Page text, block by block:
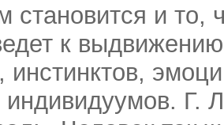
становится и то,
к
инстинктов,
индивидуумов. Г.